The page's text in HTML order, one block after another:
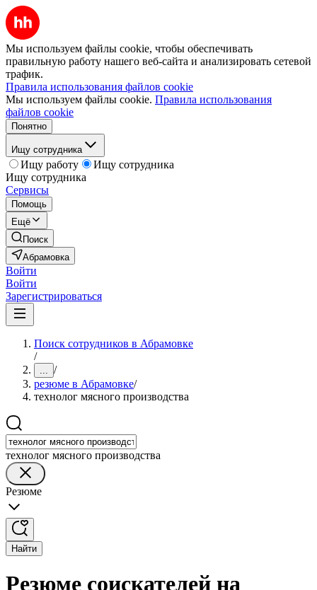
Мы используем файлы cookie, чтобы обеспечивать
правильную работу нашего веб-сайта и анализировать сетевой
трафик.
Правила использования файлов cookie
Мы используем файлы cookie. Правила использования
файлов cookie
Понятно
Ищу сотрудника
Ищу работу
Ищу сотрудника
Ищу сотрудника
Сервисы
Помощь
Ещё
Поиск
Абрамовка
Войти
Войти
Зарегистрироваться
Поиск сотрудников в Абрамовке
/
... /
резюме в Абрамовке/
технолог мясного производства
технолог мясного производства
Резюме
Найти
Резюме соискателей на